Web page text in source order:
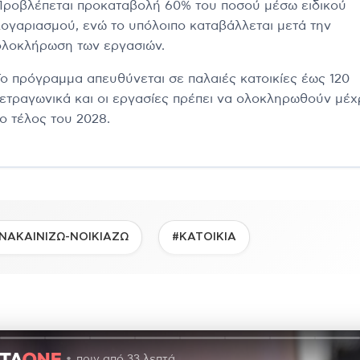
προκαταβολή 60% του ποσού μέσω ειδικού
ενώ το υπόλοιπο καταβάλλεται μετά την
των εργασιών.
πρόγραμμα απευθύνεται σε παλαιές κατοικίες έως 120
και οι εργασίες πρέπει να ολοκληρωθούν
τέλος του 2028.
ΝΟΙΚΙΑΖΩ #ΚΑΤΟΙΚΙΑ